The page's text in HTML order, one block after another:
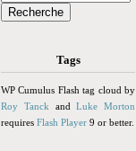
Tags
WP Cumulus Flash tag cloud by
Roy Tanck andLuke Morton
requires Flash Player 9 or better.